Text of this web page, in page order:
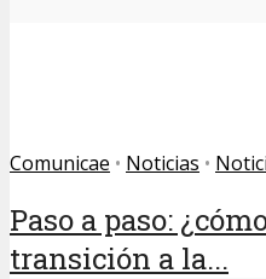
Comunicae • Noticias •
Paso a paso:
transición a la...